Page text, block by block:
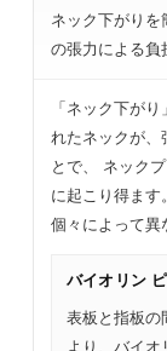
ネック下がりを
の張力による負
「ネック下が
れたネックが、
とで、 ネック
に起こり得ます
個々によって異
バイオリン
表板と指板の
より、バイオ